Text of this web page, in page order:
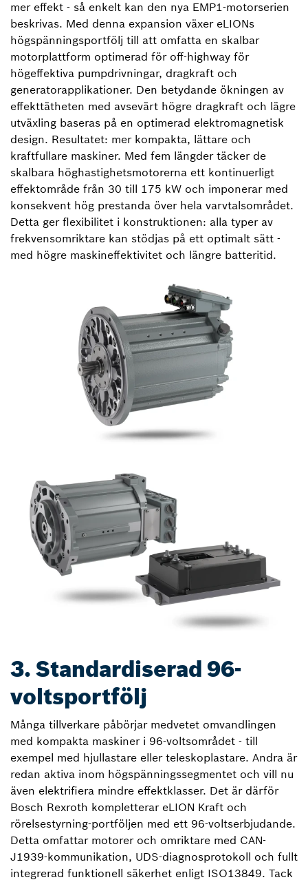
mer effekt - så enkelt kan den nya EMP1-motorserien
beskrivas. Med denna expansion växer eLIONs
högspänningsportfölj till att omfatta en skalbar
motorplattform optimerad för off-highway för
högeffektiva pumpdrivningar, dragkraft och
generatorapplikationer. Den betydande ökningen av
effekttätheten med avsevärt högre dragkraft och lägre
utväxling baseras på en optimerad elektromagnetisk
design. Resultatet: mer kompakta, lättare och
kraftfullare maskiner. Med fem längder täcker de
skalbara höghastighetsmotorerna ett kontinuerligt
effektområde från 30 till 175 kW och imponerar med
konsekvent hög prestanda över hela varvtalsområdet.
Detta ger flexibilitet i konstruktionen: alla typer av
frekvensomriktare kan stödjas på ett optimalt sätt -
med högre maskineffektivitet och längre batteritid.
3. Standardiserad 96-
voltsportfölj
Många tillverkare påbörjar medvetet omvandlingen
med kompakta maskiner i 96-voltsområdet - till
exempel med hjullastare eller teleskoplastare. Andra är
redan aktiva inom högspänningssegmentet och vill nu
även elektrifiera mindre effektklasser. Det är därför
Bosch Rexroth kompletterar eLION Kraft och
rörelsestyrning-portföljen med ett 96-voltserbjudande.
Detta omfattar motorer och omriktare med CAN-
J1939-kommunikation, UDS-diagnosprotokoll och fullt
integrerad funktionell säkerhet enligt ISO13849. Tack